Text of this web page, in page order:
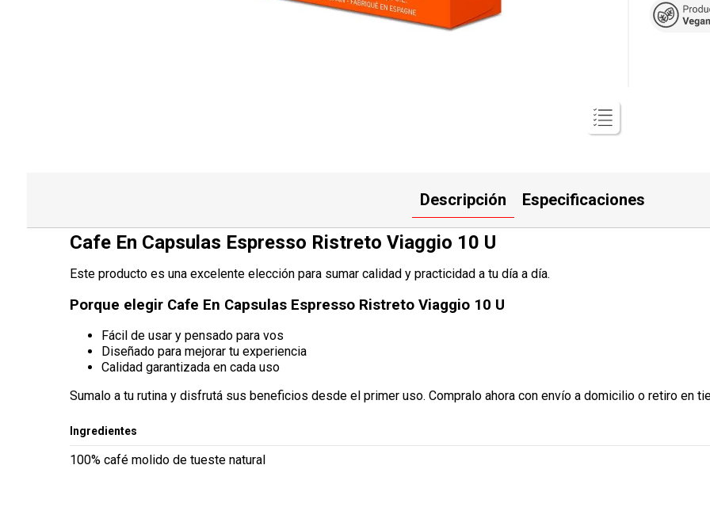
Descripción Especificaciones
Cafe En Capsulas Espresso Ristreto Viaggio 10 U
Este producto es una excelente elección para sumar calidad y practicidad a tu día a día.
Porque elegir Cafe En Capsulas Espresso Ristreto Viaggio 10 U
Fácil de usar y pensado para vos
Diseñado para mejorar tu experiencia
Calidad garantizada en cada uso
Sumalo a tu rutina y disfrutá sus beneficios desde el primer uso. Compralo ahora con envío a domicilio o retiro en
Ingredientes
100% café molido de tueste natural